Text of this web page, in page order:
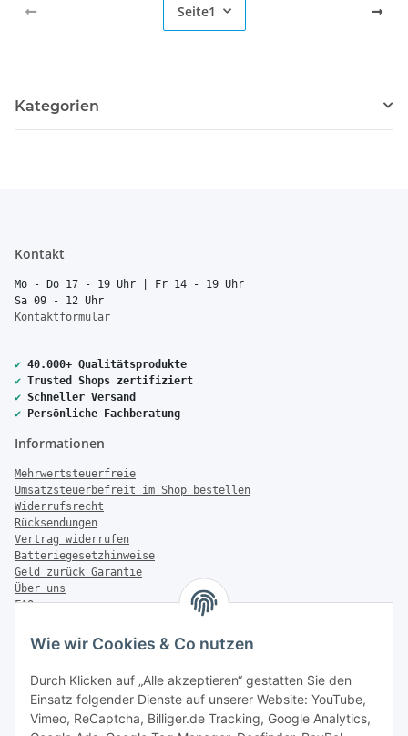
Wie wir Cookies & Co nutzen
Durch Klicken auf „Alle akzeptieren“ gestatten Sie den
Einsatz folgender Dienste auf unserer Website: YouTube,
Vimeo, ReCaptcha, Billiger.de Tracking, Google Analytics,
Seite1
Kategorien
Kontakt
Mo - Do 17 - 19 Uhr | Fr 14 - 19 Uhr
Sa 09 - 12 Uhr
Kontaktformular
✔ 40.000+ Qualitätsprodukte
✔ Trusted Shops zertifiziert
✔ Schneller Versand
✔ Persönliche Fachberatung
Informationen
Mehrwertsteuerfreie
Umsatzsteuerbefreit im Shop bestellen
Widerrufsrecht
Rücksendungen
Vertrag widerrufen
Batteriegesetzhinweise
Geld zurück Garantie
Über uns
FAQ
Zahlung & Versand